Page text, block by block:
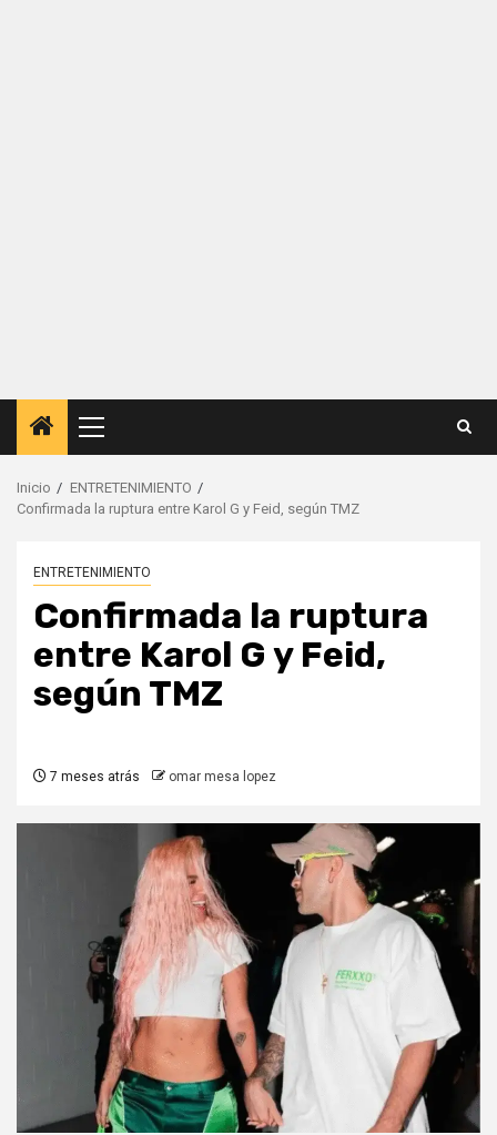
Menú
principal
Inicio
ENTRETENIMIENTO
Confirmada la ruptura entre Karol G y Feid, según TMZ
ENTRETENIMIENTO
Confirmada la ruptura
entre Karol G y Feid,
según TMZ
7 meses atrás omar mesa lopez